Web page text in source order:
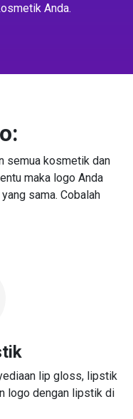
Anda.
semua kosmetik dan
maka logo Anda
sama. Cobalah
lip gloss, lipstik
logo dengan lipstik di